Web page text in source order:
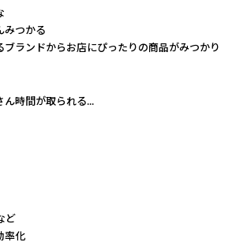
みつかる
ブランドからお店にぴったりの商品がみつかり
時間が取られる...
ど
率化